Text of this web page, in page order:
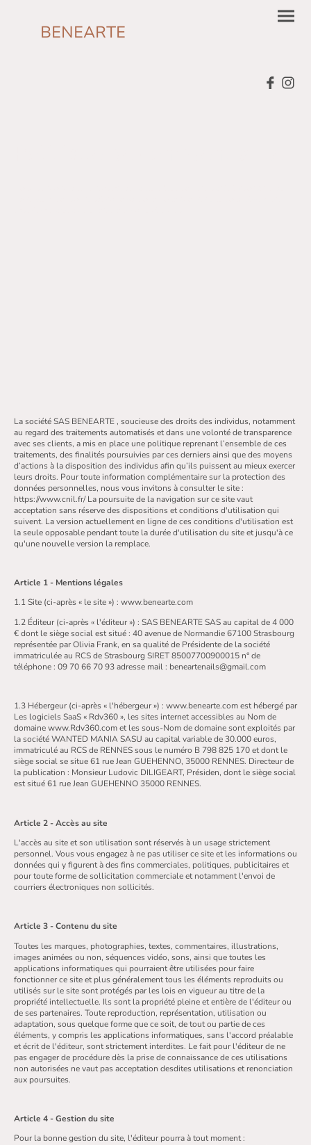
BENEARTE
La société SAS BENEARTE , soucieuse des droits des individus, notamment
au regard des traitements automatisés et dans une volonté de transparence
avec ses clients, a mis en place une politique reprenant l’ensemble de ces
traitements, des finalités poursuivies par ces derniers ainsi que des moyens
d’actions à la disposition des individus afin qu’ils puissent au mieux exercer
leurs droits. Pour toute information complémentaire sur la protection des
données personnelles, nous vous invitons à consulter le site :
https://www.cnil.fr/ La poursuite de la navigation sur ce site vaut
acceptation sans réserve des dispositions et conditions d'utilisation qui
suivent. La version actuellement en ligne de ces conditions d'utilisation est
la seule opposable pendant toute la durée d'utilisation du site et jusqu'à ce
qu'une nouvelle version la remplace.
Article 1 - Mentions légales
1.1 Site (ci-après « le site ») : www.benearte.com
1.2 Éditeur (ci-après « l'éditeur ») : SAS BENEARTE SAS au capital de 4 000
€ dont le siège social est situé : 40 avenue de Normandie 67100 Strasbourg
représentée par Olivia Frank, en sa qualité de Présidente de la société
immatriculée au RCS de Strasbourg SIRET 85007700900015 n° de
téléphone : 09 70 66 70 93 adresse mail : beneartenails@gmail.com
1.3 Hébergeur (ci-après « l'hébergeur ») : www.benearte.com est hébergé par
Les logiciels SaaS « Rdv360 », les sites internet accessibles au Nom de
domaine www.Rdv360.com et les sous-Nom de domaine sont exploités par
la société WANTED MANIA SASU au capital variable de 30.000 euros,
immatriculé au RCS de RENNES sous le numéro B 798 825 170 et dont le
siège social se situe 61 rue Jean GUEHENNO, 35000 RENNES. Directeur de
la publication : Monsieur Ludovic DILIGEART, Présiden, dont le siège social
est situé 61 rue Jean GUEHENNO 35000 RENNES.
Article 2 - Accès au site
L'accès au site et son utilisation sont réservés à un usage strictement
personnel. Vous vous engagez à ne pas utiliser ce site et les informations ou
données qui y figurent à des fins commerciales, politiques, publicitaires et
pour toute forme de sollicitation commerciale et notamment l'envoi de
courriers électroniques non sollicités.
Article 3 - Contenu du site
Toutes les marques, photographies, textes, commentaires, illustrations,
images animées ou non, séquences vidéo, sons, ainsi que toutes les
applications informatiques qui pourraient être utilisées pour faire
fonctionner ce site et plus généralement tous les éléments reproduits ou
utilisés sur le site sont protégés par les lois en vigueur au titre de la
propriété intellectuelle. Ils sont la propriété pleine et entière de l'éditeur ou
de ses partenaires. Toute reproduction, représentation, utilisation ou
adaptation, sous quelque forme que ce soit, de tout ou partie de ces
éléments, y compris les applications informatiques, sans l'accord préalable
et écrit de l'éditeur, sont strictement interdites. Le fait pour l'éditeur de ne
pas engager de procédure dès la prise de connaissance de ces utilisations
non autorisées ne vaut pas acceptation desdites utilisations et renonciation
aux poursuites.
Article 4 - Gestion du site
Pour la bonne gestion du site, l'éditeur pourra à tout moment :